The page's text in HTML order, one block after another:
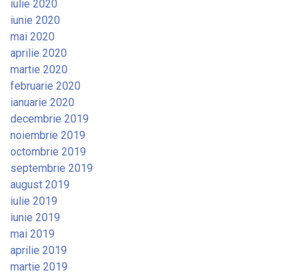
iulie 2020
iunie 2020
mai 2020
aprilie 2020
martie 2020
februarie 2020
ianuarie 2020
decembrie 2019
noiembrie 2019
octombrie 2019
septembrie 2019
august 2019
iulie 2019
iunie 2019
mai 2019
aprilie 2019
martie 2019